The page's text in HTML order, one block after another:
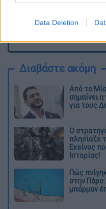
Data Deletion
Διαβάστε ακόμη
Από το
σημαίνει
για τους
O
πλησίαζε
Εκείνος
Ιστορίας!
Πώς
στην
μπάρμαν